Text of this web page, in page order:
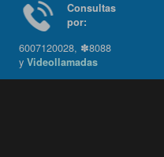
Consultas
6007120028, ✽8088
yVideollamadas